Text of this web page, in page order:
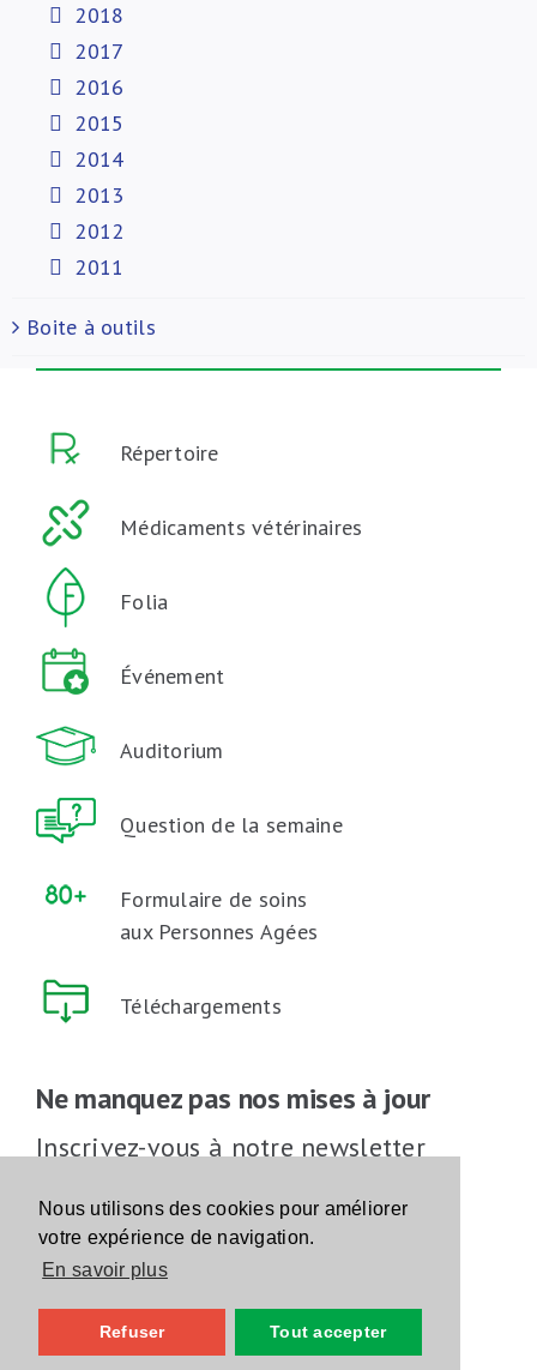
Nous utilisons des cookies pour améliorer
votre expérience de navigation.
En savoir plus
Refuser Tout accepter
2018
2017
2016
2015
2014
2013
2012
2011
Boite à outils
Répertoire
Médicaments vétérinaires
Folia
Événement
Auditorium
Question de la semaine
Formulaire de soins
aux Personnes Agées
Téléchargements
Ne manquez pas nos mises à jour
Inscrivez-vous à notre newsletter
Inscrivez-vous
Suivez-nous sur les réseaux sociaux